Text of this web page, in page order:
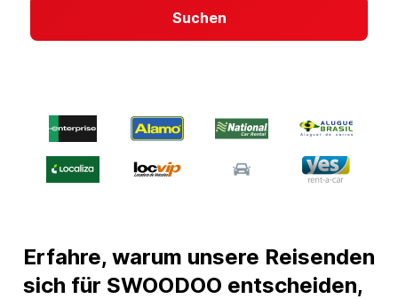
Suchen
Erfahre, warum unsere Reisenden
sich für SWOODOO entscheiden,